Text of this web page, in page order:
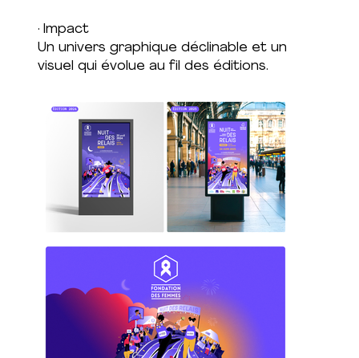
· Impact
Un univers graphique déclinable et un
visuel qui évolue au fil des éditions.